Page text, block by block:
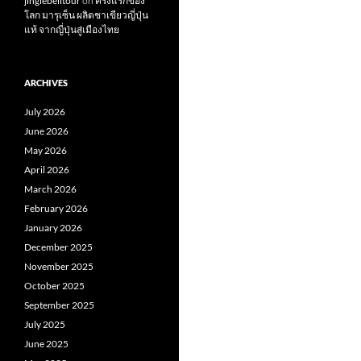
โลก มารุเซ็น ผลิตชาเขียวญี่ปุ่น
แท้ จากญี่ปุ่นสู่เมืองไทย
ARCHIVES
July 2026
June 2026
May 2026
April 2026
March 2026
February 2026
January 2026
December 2025
November 2025
October 2025
September 2025
July 2025
June 2025